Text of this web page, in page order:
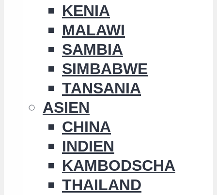
KENIA
MALAWI
SAMBIA
SIMBABWE
TANSANIA
ASIEN
CHINA
INDIEN
KAMBODSCHA
THAILAND